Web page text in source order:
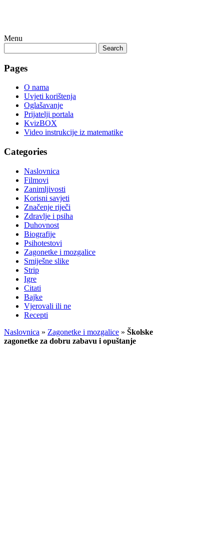
Menu
Search
Pages
O nama
Uvjeti korištenja
Oglašavanje
Prijatelji portala
KvizBOX
Video instrukcije iz matematike
Categories
Naslovnica
Filmovi
Zanimljivosti
Korisni savjeti
Značenje riječi
Zdravlje i psiha
Duhovnost
Biografije
Psihotestovi
Zagonetke i mozgalice
Smiješne slike
Strip
Igre
Citati
Bajke
Vjerovali ili ne
Recepti
Naslovnica » Zagonetke i mozgalice » Školske
zagonetke za dobru zabavu i opuštanje